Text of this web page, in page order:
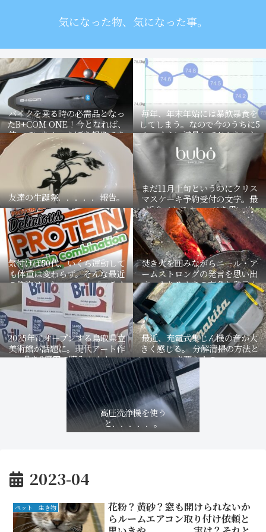
気になった物、気になった事。
バイクを乗る時の必需品となっ
たB+COM ONE！今となれば、
使っていなかった頃を想像でき
ない。
毎年、年末年始には暴飲暴食を
してしまう。なので今のうちに5
キロくらい減量しておかないと
マズイ事に。
友達の生誕祭．．．．．報告。
まだ11月上旬というのにクリス
マスケーキ予約受付の文字。最
近食べたスウィーツを思い出
す。
気付けば50代、いくら運動して
も体重は変わらず。そんな最近
の飲物はこれ．．．．プロテイ
ン。
焚き火を囲みながらニール・ア
ームストロングの発言を思い出
す。もちろんあの有名な発言！
2025年にオープンする鳥取県立
美術館が話題に。現代アート作
品を3億円で購入！！！
最近、充電式集じん機の音が大
きく感じる。 分解清掃の方法と
必要なもの。
高圧洗浄機を使う
と．．．．．。
2023-04
ペット 生き物
花粉？黄砂？窓も開けられないか
らルームエアコン取り付け依頼と